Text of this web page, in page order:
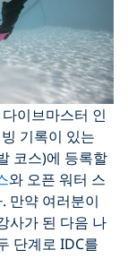
이브마스터 인
기록이 있는
코스)에 등록할
와 오픈 워터 스
만약 여러분이
사가 된 다음 나
단계로 IDC를